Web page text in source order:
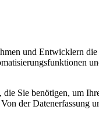
und Entwicklern
Sie benötigen, um
der Datenerfassung